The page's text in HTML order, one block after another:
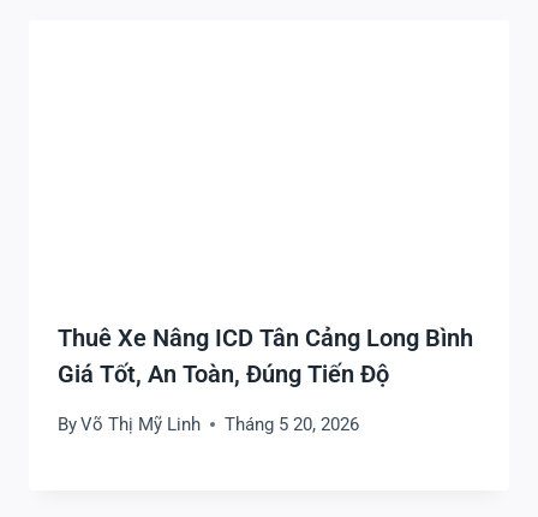
Thuê Xe Nâng ICD Tân Cảng Long Bình
Giá Tốt, An Toàn, Đúng Tiến Độ
ByVõ Thị Mỹ Linh Tháng 5 20, 2026